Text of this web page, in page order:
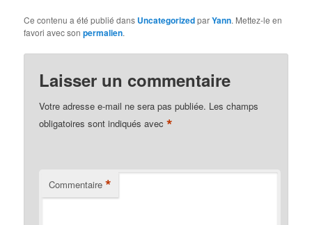
Ce contenu a été publié dans UncategorizedparYann. Mettez-le en
favori avec sonpermalien.
Laisser un commentaire
Votre adresse e-mail ne sera pas publiée. Les champs
obligatoires sont indiqués avec*
Commentaire *